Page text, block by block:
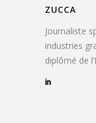
ZUCCA
Journaliste
industries
diplômé de